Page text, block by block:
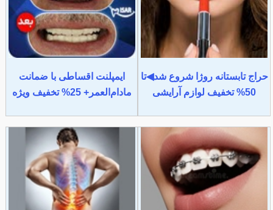
حراج تابستانه روژا شروع شد◀تا
50% تخفیف لوازم آرایشی
ایمپلنت اقساطی با ضمانت
مادام‌العمر+ 25% تخفیف ویژه